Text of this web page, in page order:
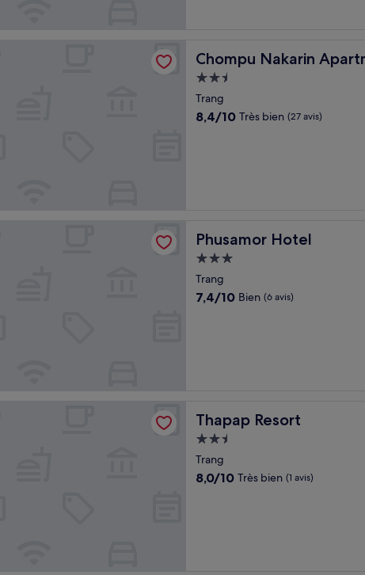
Chompu Nakarin
Chompu Nakarin Apartment
Hébergement
2.5 étoiles
Trang
8.4
8,4/10 Très bien (27 avis)
Phusamor Hotel
Phusamor Hotel
Hébergement
3.0 étoiles
Trang
7.4
7,4/10 Bien (6 avis)
Thapap Resort
Thapap Resort
Hébergement
2.5 étoiles
Trang
8.0
8,0/10 Très bien (1 avis)